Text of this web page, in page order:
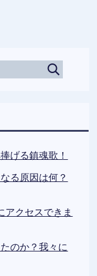
げる鎮魂歌！
る原因は何？
アクセスできま
のか？我々に